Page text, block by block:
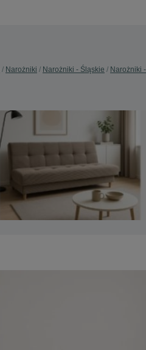
Narożniki Narożniki - Śląskie Narożniki